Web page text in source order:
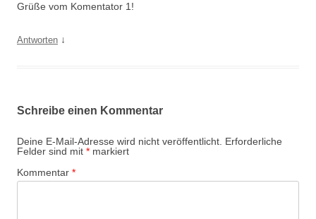
Grüße vom Komentator 1!
Antworten ↓
Schreibe einen Kommentar
Deine E-Mail-Adresse wird nicht veröffentlicht. Erforderliche
Felder sind mit * markiert
Kommentar *